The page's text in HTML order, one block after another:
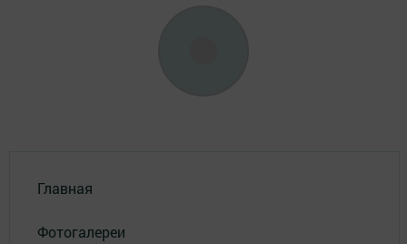
Главная
Фотогалереи